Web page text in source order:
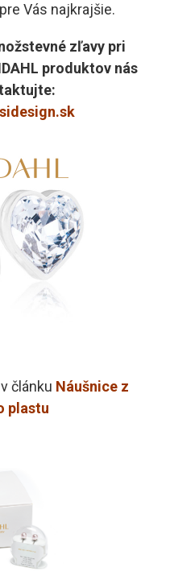
Vás najkrajšie.
zľavy pri
produktov nás
článku Náušnice z
plastu